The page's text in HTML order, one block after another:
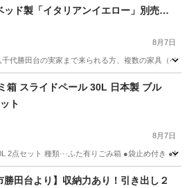
ッド製「イタリアンイエロー」別売り
8月7日
千代勝田台の実家まで来られる方、複数の家具（
箱 スライドペール 30L 日本製 ブル
ト
8月7日
2点セット 種類···ふた有りごみ箱 ●袋止め付き ●
インテリア雑貨/小物
勝田台より】収納力あり！引き出し２